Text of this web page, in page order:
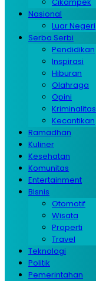
Nasional
Luar Negeri
Serba Serbi
Pendidikan
Inspirasi
Hiburan
Olahraga
Opini
Kriminalitas
Kecantikan
Ramadhan
Kuliner
Kesehatan
Komunitas
Entertainment
Bisnis
Otomotif
Wisata
Properti
Travel
Teknologi
Politik
Pemerintahan